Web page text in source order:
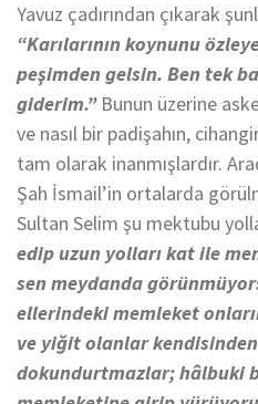
Yavuz çadırından çıkarak
“Karılarının koynunu
peşimden gelsin. Ben tek
giderim.”Bunun üzerine
ve nasıl bir padişahın,
tam olarak inanmışlardır.
Şah İsmail’in ortalarda
Sultan Selim şu mektubu
edip uzun yolları kat ile
sen meydanda
ellerindeki memleket
ve yiğit olanlar
dokundurtmazlar; hâlbuki